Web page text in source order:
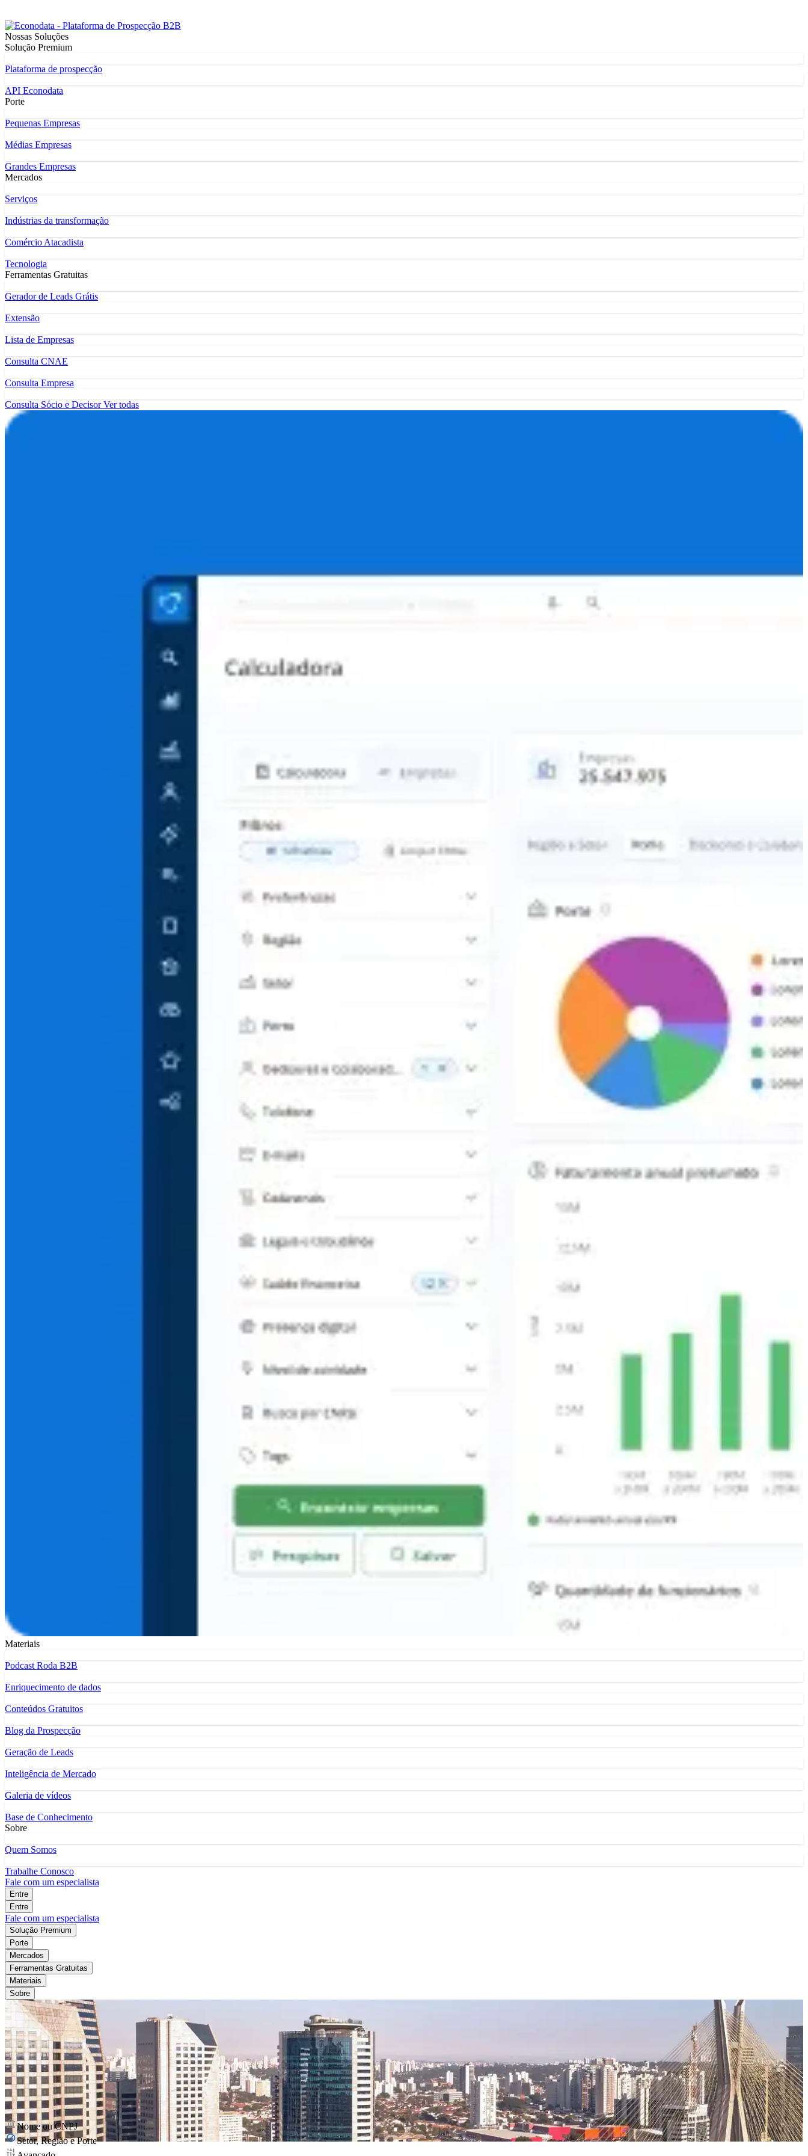
Nossas Soluções
Solução Premium
Plataforma de prospecção
API Econodata
Porte
Pequenas Empresas
Médias Empresas
Grandes Empresas
Mercados
Serviços
Indústrias da transformação
Comércio Atacadista
Tecnologia
Ferramentas Gratuitas
Gerador de Leads Grátis
Extensão
Lista de Empresas
Consulta CNAE
Consulta Empresa
Consulta Sócio e DecisorVer todas
Materiais
Podcast Roda B2B
Enriquecimento de dados
Conteúdos Gratuitos
Blog da Prospecção
Geração de Leads
Inteligência de Mercado
Galeria de vídeos
Base de Conhecimento
Sobre
Quem Somos
Trabalhe Conosco
Fale com um especialista
Entre
Entre
Fale com um especialista
Solução Premium
Porte
Mercados
Ferramentas Gratuitas
Materiais
Sobre
Nome ou CNPJ
Setor, Região e Porte